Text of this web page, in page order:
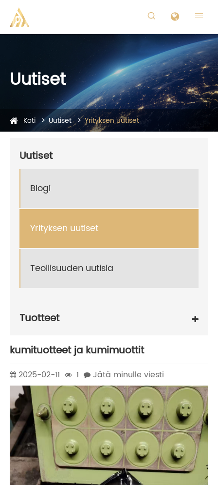
 
Uutiset
Koti Uutiset Yrityksen uutiset
Uutiset
Blogi
Yrityksen uutiset
Teollisuuden uutisia
Tuotteet
kumituotteet ja kumimuottit
2025-02-11 1 Jätä minulle viesti